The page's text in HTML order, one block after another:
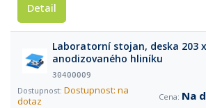
Detail
Laboratorní stojan, deska 203
anodizovaného hliníku
30400009
Dostupnost: na
dotaz
Na